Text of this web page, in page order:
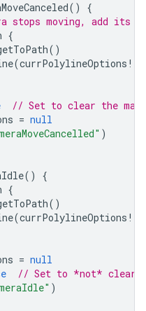
()
{
stops moving, add
{
()
(currPolylineOptions !!)
// Set to clear the map
= null
)
()
{
{
()
(currPolylineOptions !!)
= null
// Set to *not* clear
)